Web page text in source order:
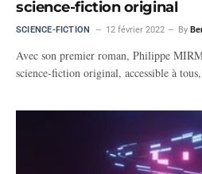
science-fiction original
SCIENCE-FICTION 12 février 2022 By
Avec son premier roman, Philippe
science-fiction original, accessible à